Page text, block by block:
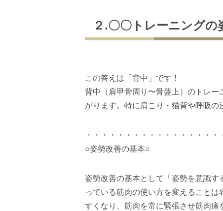
２.〇〇トレーニング
この答えは「背中」です！
背中（肩甲骨周り〜骨盤上）のトレ
がります。特に肩こり・猫背や呼吸の
・・・・・・・・・・・・・・・・・
○姿勢改善の基本○
姿勢改善の基本として「姿勢を意識
っている筋肉の使い方を変えること
すくなり、筋肉を常に緊張させ筋肉痛